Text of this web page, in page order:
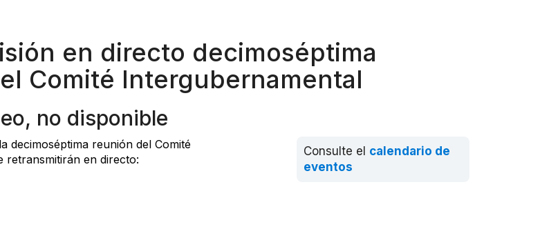
en directo decimoséptima
Comité Intergubernamental
no disponible
Consulte el calendario de
eventos
decimoséptima reunión del Comité
retransmitirán en directo: